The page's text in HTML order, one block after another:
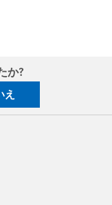
か?
え